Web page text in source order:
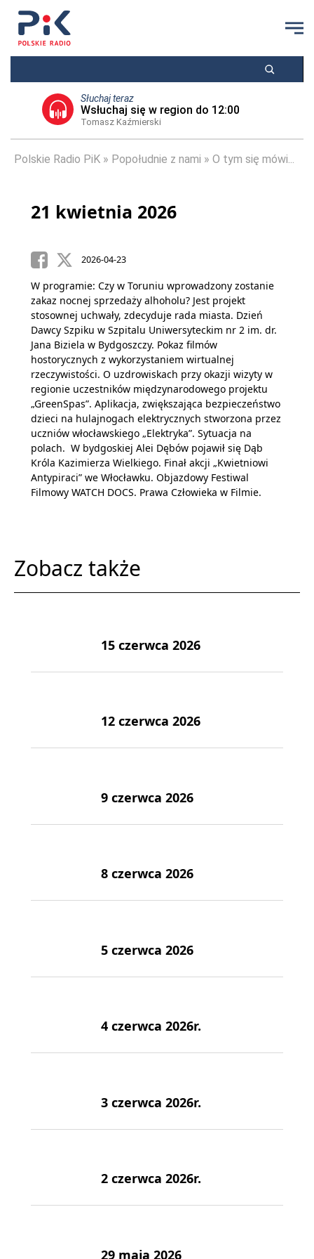
Słuchaj teraz
Wsłuchaj się w region do 12:00
Tomasz Kaźmierski
Polskie Radio PiK Popołudnie z nami O tym się mówi...
21 kwietnia 2026
2026-04-23
W programie: Czy w Toruniu wprowadzony zostanie
zakaz nocnej sprzedaży alhoholu? Jest projekt
stosownej uchwały, zdecyduje rada miasta. Dzień
Dawcy Szpiku w Szpitalu Uniwersyteckim nr 2 im. dr.
Jana Biziela w Bydgoszczy. Pokaz filmów
hostorycznych z wykorzystaniem wirtualnej
rzeczywistości. O uzdrowiskach przy okazji wizyty w
regionie uczestników międzynarodowego projektu
„GreenSpas”. Aplikacja, zwiększająca bezpieczeństwo
dzieci na hulajnogach elektrycznych stworzona przez
uczniów włocławskiego „Elektryka”. Sytuacja na
polach. W bydgoskiej Alei Dębów pojawił się Dąb
Króla Kazimierza Wielkiego. Finał akcji „Kwietniowi
Antypiraci” we Włocławku. Objazdowy Festiwal
Filmowy WATCH DOCS. Prawa Człowieka w Filmie.
Zobacz także
15 czerwca 2026
12 czerwca 2026
9 czerwca 2026
8 czerwca 2026
5 czerwca 2026
4 czerwca 2026r.
3 czerwca 2026r.
2 czerwca 2026r.
29 maja 2026